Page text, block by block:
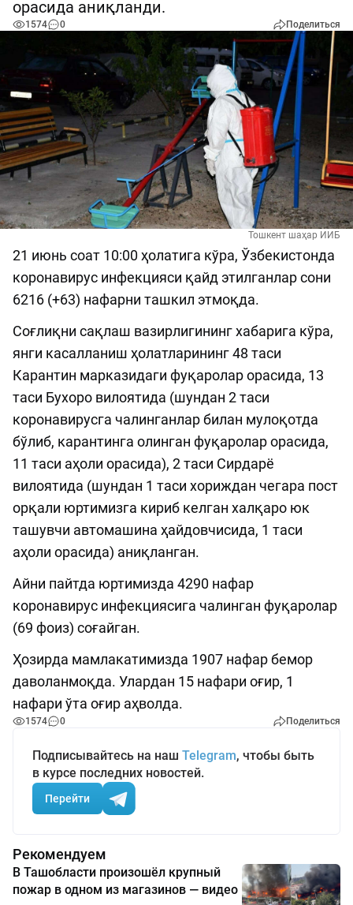
орасида аниқланди.
1574 0 Поделиться
Тошкент шаҳар ИИБ
21 июнь соат 10:00 ҳолатига кўра, Ўзбекистонда
коронавирус инфекцияси қайд этилганлар сони
6216 (+63) нафарни ташкил этмоқда.
Соғлиқни сақлаш вазирлигининг хабарига кўра,
янги касалланиш ҳолатларининг 48 таси
Карантин марказидаги фуқаролар орасида, 13
таси Бухоро вилоятида (шундан 2 таси
коронавирусга чалинганлар билан мулоқотда
бўлиб, карантинга олинган фуқаролар орасида,
11 таси аҳоли орасида), 2 таси Сирдарё
вилоятида (шундан 1 таси хориждан чегара пост
орқали юртимизга кириб келган халқаро юк
ташувчи автомашина ҳайдовчисида, 1 таси
аҳоли орасида) аниқланган.
Айни пайтда юртимизда 4290 нафар
коронавирус инфекциясига чалинган фуқаролар
(69 фоиз) соғайган.
Ҳозирда мамлакатимизда 1907 нафар бемор
даволанмоқда. Улардан 15 нафари оғир, 1
нафари ўта оғир аҳволда.
1574 0 Поделиться
Подписывайтесь на наш Telegram, чтобы быть
в курсе последних новостей.
Перейти
Рекомендуем
В Ташобласти произошёл крупный
пожар в одном из магазинов — видео